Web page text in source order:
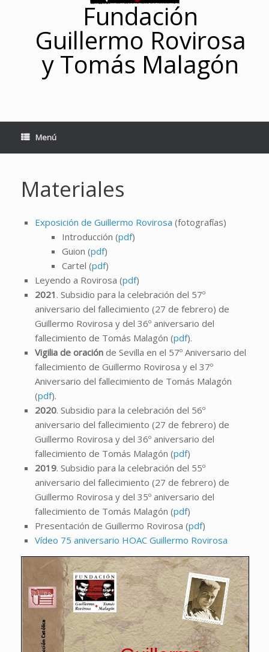
Fundación
Guillermo Rovirosa
y Tomás Malagón
Menú
Materiales
Exposición de Guillermo Rovirosa (fotografías)
Introducción (pdf)
Guion (pdf)
Cartel (pdf)
Leyendo a Rovirosa (pdf)
2021 . Subsidio para la celebración del 57º
aniversario del fallecimiento (27 de febrero) de
Guillermo Rovirosa y del 36º aniversario del
fallecimiento de Tomás Malagón (pdf).
Vigilia de oraciónde Sevilla en el 57º Aniversario del
fallecimiento de Guillermo Rovirosa y el 37º
Aniversario del fallecimiento de Tomás Malagón
(pdf).
2020. Subsidio para la celebración del 56º
aniversario del fallecimiento (27 de febrero) de
Guillermo Rovirosa y del 36º aniversario del
fallecimiento de Tomás Malagón (pdf)
2019. Subsidio para la celebración del 55º
aniversario del fallecimiento (27 de febrero) de
Guillermo Rovirosa y del 35º aniversario del
fallecimiento de Tomás Malagón (pdf)
Presentación de Guillermo Rovirosa (pdf)
Vídeo 75 aniversario HOAC Guillermo Rovirosa